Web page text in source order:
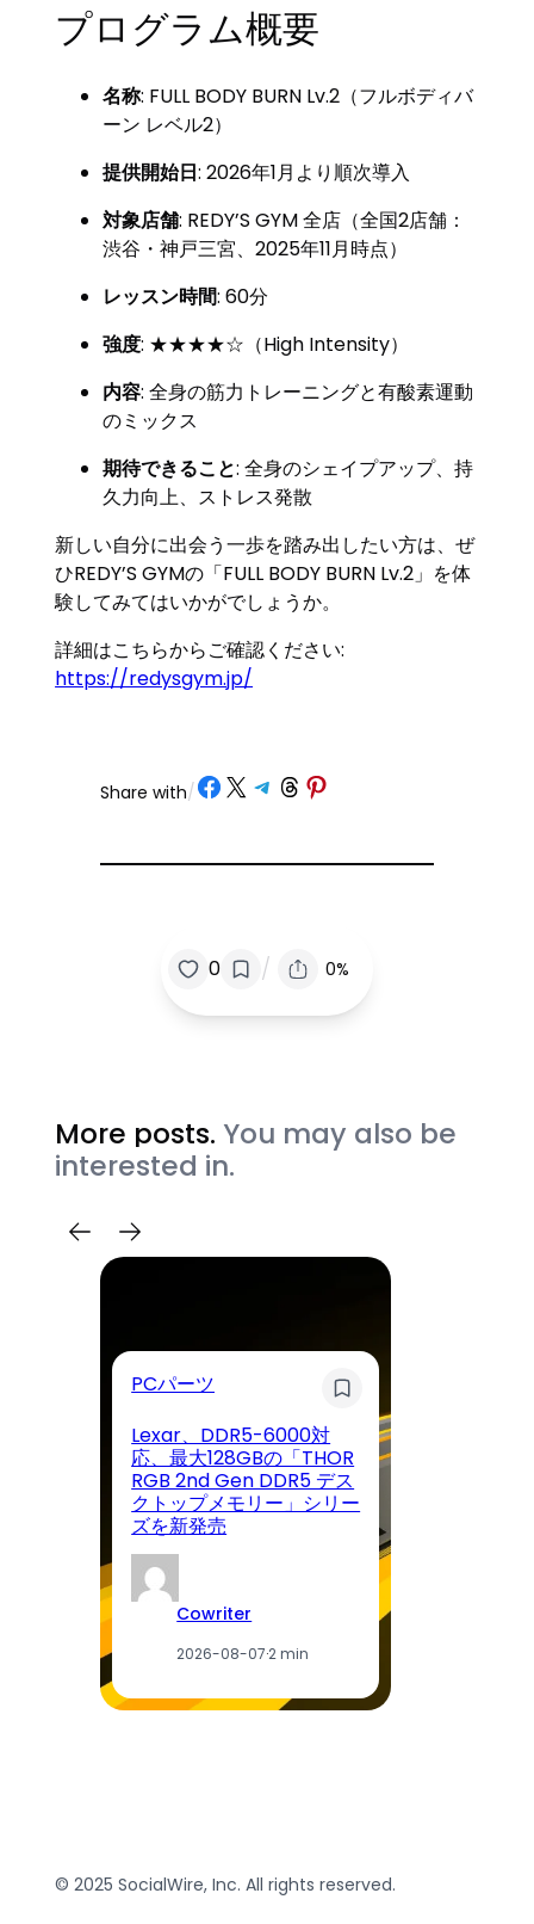
プログラム概要
名称: FULL BODY BURN Lv.2（フルボディバ
ーン レベル2）
提供開始日: 2026年1月より順次導入
対象店舗: REDY’S GYM 全店（全国2店舗：
渋谷・神戸三宮、2025年11月時点）
レッスン時間: 60分
強度: ★★★★☆（High Intensity）
内容: 全身の筋力トレーニングと有酸素運動
のミックス
期待できること: 全身のシェイプアップ、持
久力向上、ストレス発散
新しい自分に出会う一歩を踏み出したい方は、ぜ
ひREDY’S GYMの「FULL BODY BURN Lv.2」を体
験してみてはいかがでしょうか。
詳細はこちらからご確認ください:
https://redysgym.jp/
Share with/ Share on Facebook
Share on X Share on Telegram
Share on Threads
Share on Pinterest
0 / 0%
More posts. You may also be
interested in.
PCパーツ
Lexar、DDR5-6000対
応、最大128GBの「THOR
RGB 2nd Gen DDR5 デス
クトップメモリー」シリー
ズを新発売
Cowriter
2026-08-07·2 min
© 2025 SocialWire, Inc. All rights reserved.